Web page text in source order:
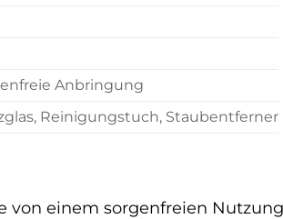
Anbringung
Reinigungstuch, Staubentferner
von einem sorgenfreien